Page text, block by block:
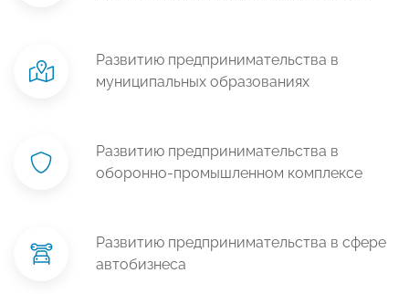
Развитию предпринимательства в
муниципальных образованиях
Развитию предпринимательства в
оборонно-промышленном комплексе
Развитию предпринимательства в сфере
автобизнеса